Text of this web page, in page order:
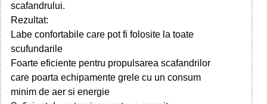
scafandrului.
Rezultat:
Labe confortabile care pot fi folosite la toate
scufundarile
Foarte eficiente pentru propulsarea scafandrilor
care poarta echipamente grele cu un consum
minim de aer si energie